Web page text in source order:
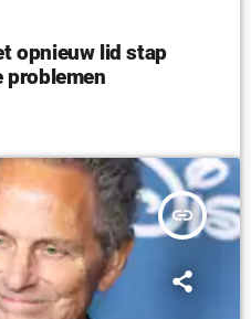
opnieuw lid stap
problemen
insert_link